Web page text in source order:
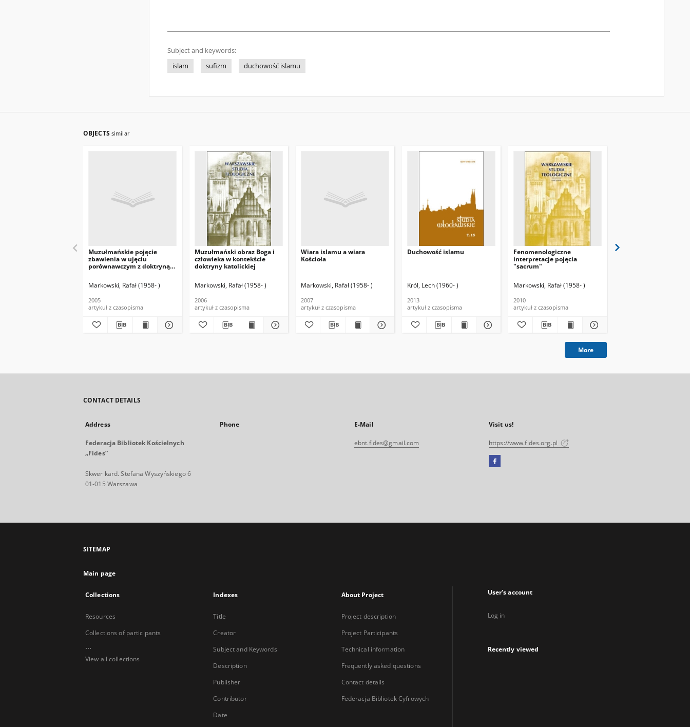
Subject and keywords:
islam
sufizm duchowość islamu
OBJECTS similar
Muzułmańskie pojęcie
zbawienia w ujęciu
porównawczym z doktryną
Markowski, Rafał (1958- )
2005
artykuł z czasopisma
Muzułmański obraz Boga i
człowieka w kontekście
doktryny katolickiej
Markowski, Rafał (1958- )
2006
artykuł z czasopisma
Wiara islamu a wiara
Kościoła
Markowski, Rafał (1958- )
2007
artykuł z czasopisma
Duchowość islamu
Król, Lech (1960- )
2013
artykuł z czasopisma
Fenomenologiczne
interpretacje pojęcia
"sacrum"
Markowski, Rafał (1958- )
2010
artykuł z czasopisma
More
CONTACT DETAILS
Address
Federacja Bibliotek Kościelnych
„Fides”
Skwer kard. Stefana Wyszyńskiego 6
01-015 Warszawa
Phone E-Mail
ebnt.fides@gmail.com
Visit us!
https://www.fides.org.pl
Facebook
a
SITEMAP
Main page
Collections
Resources
Collections of participants
...
View all collections
Indexes
Title
Creator
Subject and Keywords
Description
Publisher
Contributor
Date
About Project
Project description
Project Participants
Technical information
Frequently asked questions
Contact details
Federacja Bibliotek Cyfrowych
User's account
Log in
Recently viewed